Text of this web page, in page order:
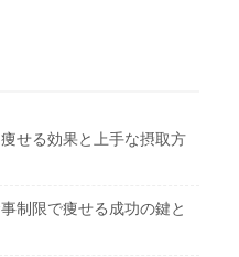
せる効果と上手な摂取方
制限で痩せる成功の鍵と